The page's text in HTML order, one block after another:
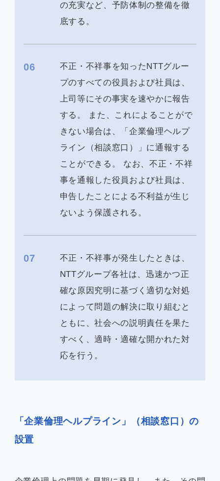
の充実など、予防体制の整備を徹
底する。
06
不正・不祥事を知ったNTTグルー
プのすべての役員および社員は、
上司等にその事実を速やかに報告
する。 また、これによることがで
きない場合は、「企業倫理ヘルプ
ライン（相談窓口）」に通報する
ことができる。 なお、不正・不祥
事を通報した役員および社員は、
申告したことによる不利益が生じ
ないよう保護される。
07
不正・不祥事が発生したときは、
NTTグループ各社は、迅速かつ正
確な原因究明に基づく適切な対処
によって問題の解決に取り組むと
ともに、社会への説明責任を果た
すべく、適時・適確な開かれた対
応を行う。
「企業倫理ヘルプライン」（相談窓口）の
設置